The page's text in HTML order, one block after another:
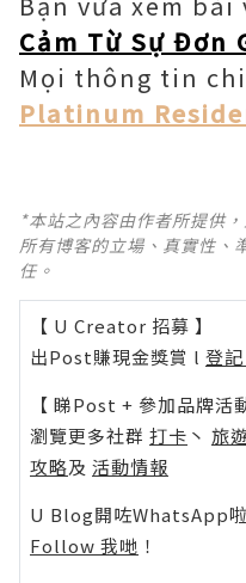
Cảm Từ Sự Đơn
Mọi thông tin
Platinum
*本站之內容由作者所提供
所有博客的立場、真實性、
任。
【 U Creator 招募 】
出Post賺現金獎賞 l 登
【 睇Post + 參加品牌活
瀏覽更多社群 打卡 丶 旅
攻略及 活動情報
U Blog開咗WhatsApp啦
Follow 我哋 ！